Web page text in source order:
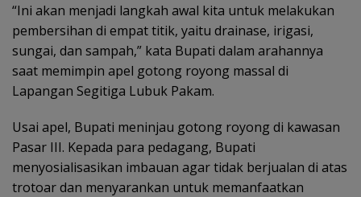
“Ini akan menjadi langkah awal kita untuk melakukan
pembersihan di empat titik, yaitu drainase, irigasi,
sungai, dan sampah,” kata Bupati dalam arahannya
saat memimpin apel gotong royong massal di
Lapangan Segitiga Lubuk Pakam.
Usai apel, Bupati meninjau gotong royong di kawasan
Pasar III. Kepada para pedagang, Bupati
menyosialisasikan imbauan agar tidak berjualan di atas
trotoar dan menyarankan untuk memanfaatkan